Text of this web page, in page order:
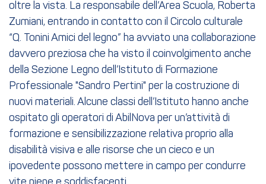
oltre la vista. La responsabile dell’Area Scuola, Roberta
Zumiani, entrando in contatto con il Circolo culturale
“Q. Tonini Amici del legno” ha avviato una collaborazione
davvero preziosa che ha visto il coinvolgimento anche
della Sezione Legno dell’Istituto di Formazione
Professionale "Sandro Pertini" per la costruzione di
nuovi materiali. Alcune classi dell’Istituto hanno anche
ospitato gli operatori di AbilNova per un’attività di
formazione e sensibilizzazione relativa proprio alla
disabilità visiva e alle risorse che un cieco e un
ipovedente possono mettere in campo per condurre